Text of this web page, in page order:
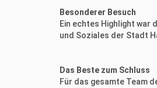
Besonderer Besuch
Ein echtes Highlight war
und Soziales der Stadt
Das Beste zum Schluss
Für das gesamte Team